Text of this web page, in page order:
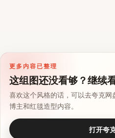
更多内容已整理
这组图还没看够？继续
喜欢这个风格的话，可以去夸克
博主和红毯造型内容。
打开夸